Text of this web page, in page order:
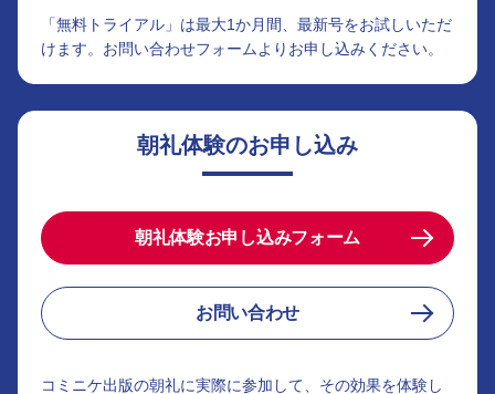
「無料トライアル」は最大1か月間、最新号をお試しいただ
けます。お問い合わせフォームよりお申し込みください。
朝礼体験のお申し込み
朝礼体験お申し込みフォーム
お問い合わせ
コミニケ出版の朝礼に実際に参加して、その効果を体験し